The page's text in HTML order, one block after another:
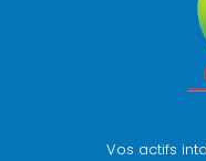
Vos actifs